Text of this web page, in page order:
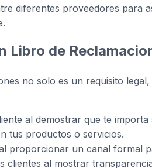
diferentes proveedores para
Libro de
no solo es un requisito
al demostrar que te importa
tus productos o servicios.
proporcionar un canal formal
clientes al mostrar